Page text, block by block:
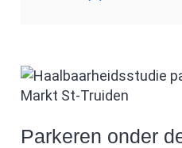
Parkeren onder